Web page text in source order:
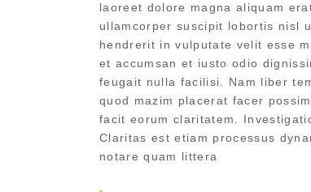
laoreet dolore magna aliquam
ullamcorper suscipit lobortis nisl
hendrerit in vulputate velit esse
et accumsan et iusto odio
feugait nulla facilisi. Nam liber
quod mazim placerat facer
facit eorum claritatem.
Claritas est etiam processus
notare quam littera